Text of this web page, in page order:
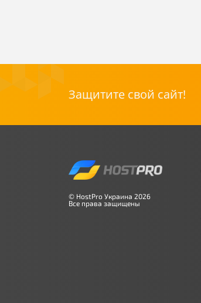
Защитите свой сайт!
© HostPro Украина 2026
Все права защищены